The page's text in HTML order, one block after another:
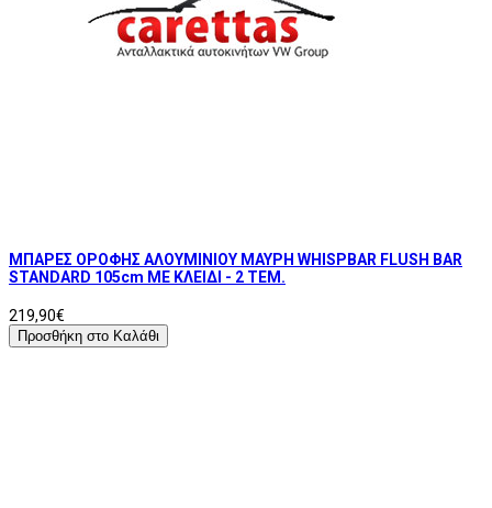
ΜΠΑΡΕΣ ΟΡΟΦΗΣ ΑΛΟΥΜΙΝΙΟΥ ΜΑΥΡΗ WHISPBAR FLUSH BAR
STANDARD 105cm ΜΕ ΚΛΕΙΔΙ - 2 TEM.
219,90€
Προσθήκη στο Καλάθι